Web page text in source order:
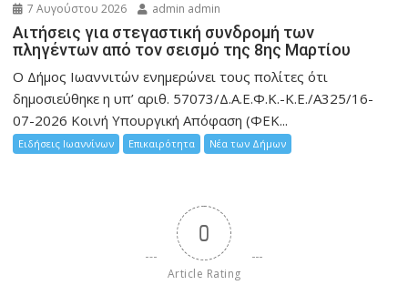
7 Αυγούστου 2026 admin admin
Αιτήσεις για στεγαστική συνδρομή των
πληγέντων από τον σεισμό της 8ης Μαρτίου
Ο Δήμος Ιωαννιτών ενημερώνει τους πολίτες ότι
δημοσιεύθηκε η υπ’ αριθ. 57073/Δ.Α.Ε.Φ.Κ.-Κ.Ε./Α325/16-
07-2026 Κοινή Υπουργική Απόφαση (ΦΕΚ...
Ειδήσεις Ιωαννίνων Επικαιρότητα Νέα των Δήμων
0
Article Rating